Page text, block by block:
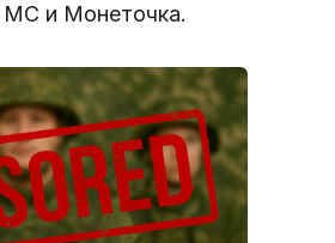
и Монеточка.